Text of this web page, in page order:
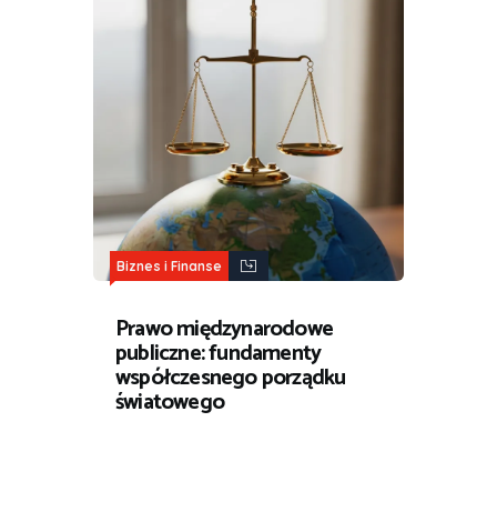
Biznes i Finanse
Prawo międzynarodowe
publiczne: fundamenty
współczesnego porządku
światowego